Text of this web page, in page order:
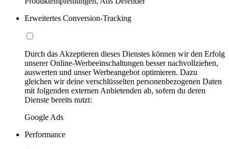
Erweitertes Conversion-Tracking
Durch das Akzeptieren dieses Dienstes können wir den Erfolg
unserer Online-Werbeeinschaltungen besser nachvollziehen,
auswerten und unser Werbeangebot optimieren. Dazu
gleichen wir deine verschlüsselten personenbezogenen Daten
mit folgenden externen Anbietenden ab, sofern du deren
Dienste bereits nutzt:
Google Ads
Performance